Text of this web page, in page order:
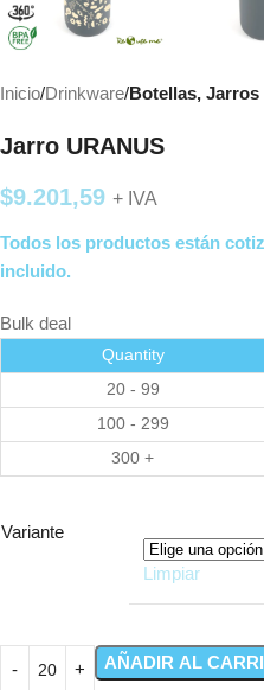
Inicio Drinkware Botellas,
Jarro URANUS
$9.201,59 + IVA
Todos los productos están
incluido.
Bulk deal
Quantity
20 - 99
100 - 299
300 +
Variante
Limpiar
AÑADIR AL